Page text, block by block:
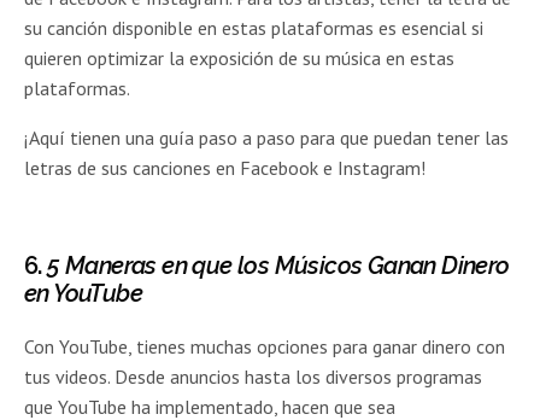
su canción disponible en estas plataformas es esencial si
quieren optimizar la exposición de su música en estas
plataformas.
¡Aquí tienen una guía paso a paso para que puedan tener las
letras de sus canciones en Facebook e Instagram!
6.5 Maneras en que los Músicos Ganan Dinero
en YouTube
Con YouTube, tienes muchas opciones para ganar dinero con
tus videos. Desde anuncios hasta los diversos programas
que YouTube ha implementado, hacen que sea